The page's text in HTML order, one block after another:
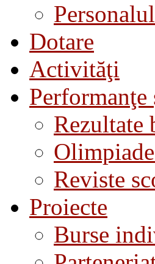
Dotare
Activităţi
Performanţe
Rezultate
Reviste
Proiecte
Burse